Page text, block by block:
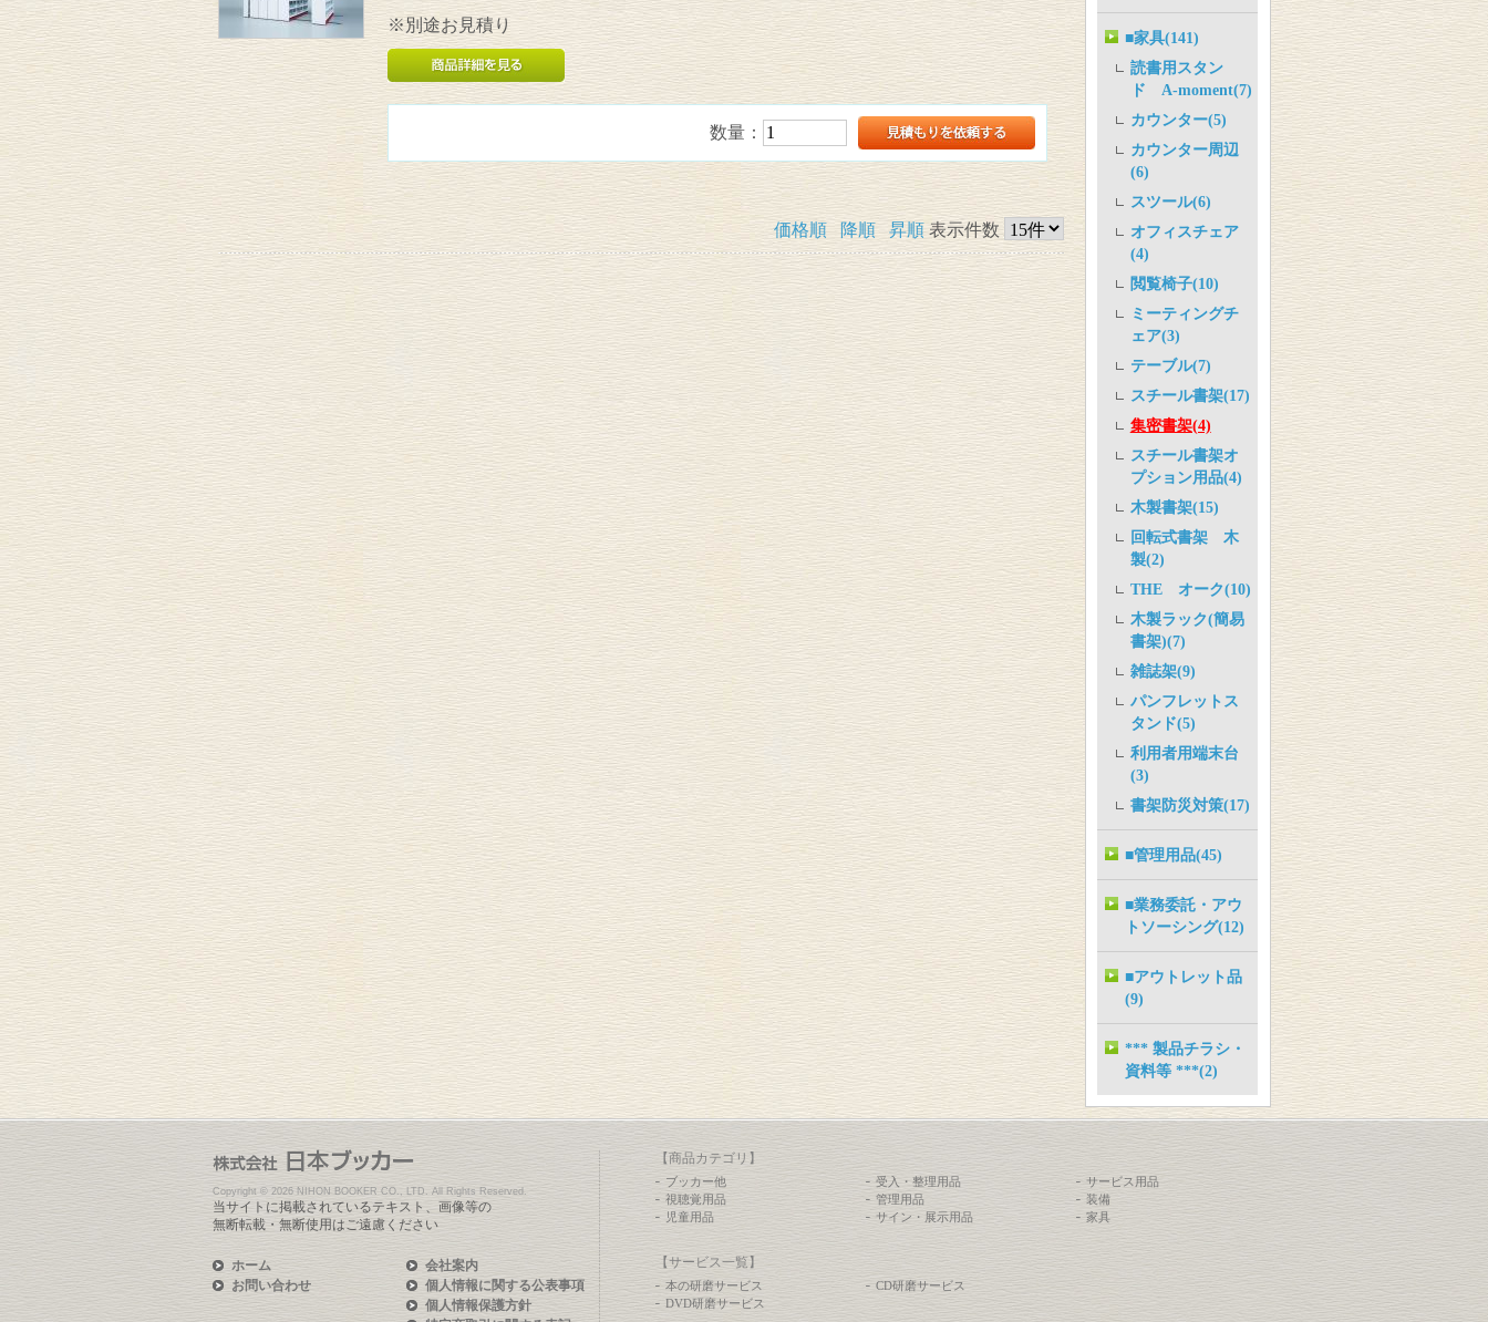
※別途お見積り
数量：
価格順 降順 昇順 表示件数
■家具(141)
読書用スタン
ド A-moment(7)
カウンター(5)
カウンター周辺
(6)
スツール(6)
オフィスチェア
(4)
閲覧椅子(10)
ミーティングチ
ェア(3)
テーブル(7)
スチール書架(17)
集密書架(4)
スチール書架オ
プション用品(4)
木製書架(15)
回転式書架 木
製(2)
THE オーク(10)
木製ラック(簡易
書架)(7)
雑誌架(9)
パンフレットス
タンド(5)
利用者用端末台
(3)
書架防災対策(17)
■管理用品(45)
■業務委託・アウ
トソーシング(12)
■アウトレット品
(9)
*** 製品チラシ・
資料等 ***(2)
Copyright © 2026 NIHON BOOKER CO., LTD. All Rights Reserved.
当サイトに掲載されているテキスト、画像等の
無断転載・無断使用はご遠慮ください
ホーム
お問い合わせ
会社案内
個人情報に関する公表事項
個人情報保護方針
【商品カテゴリ】
ブッカー他
視聴覚用品
児童用品
受入・整理用品
管理用品
サイン・展示用品
サービス用品
装備
家具
【サービス一覧】
本の研磨サービス
CD研磨サービス
DVD研磨サービス